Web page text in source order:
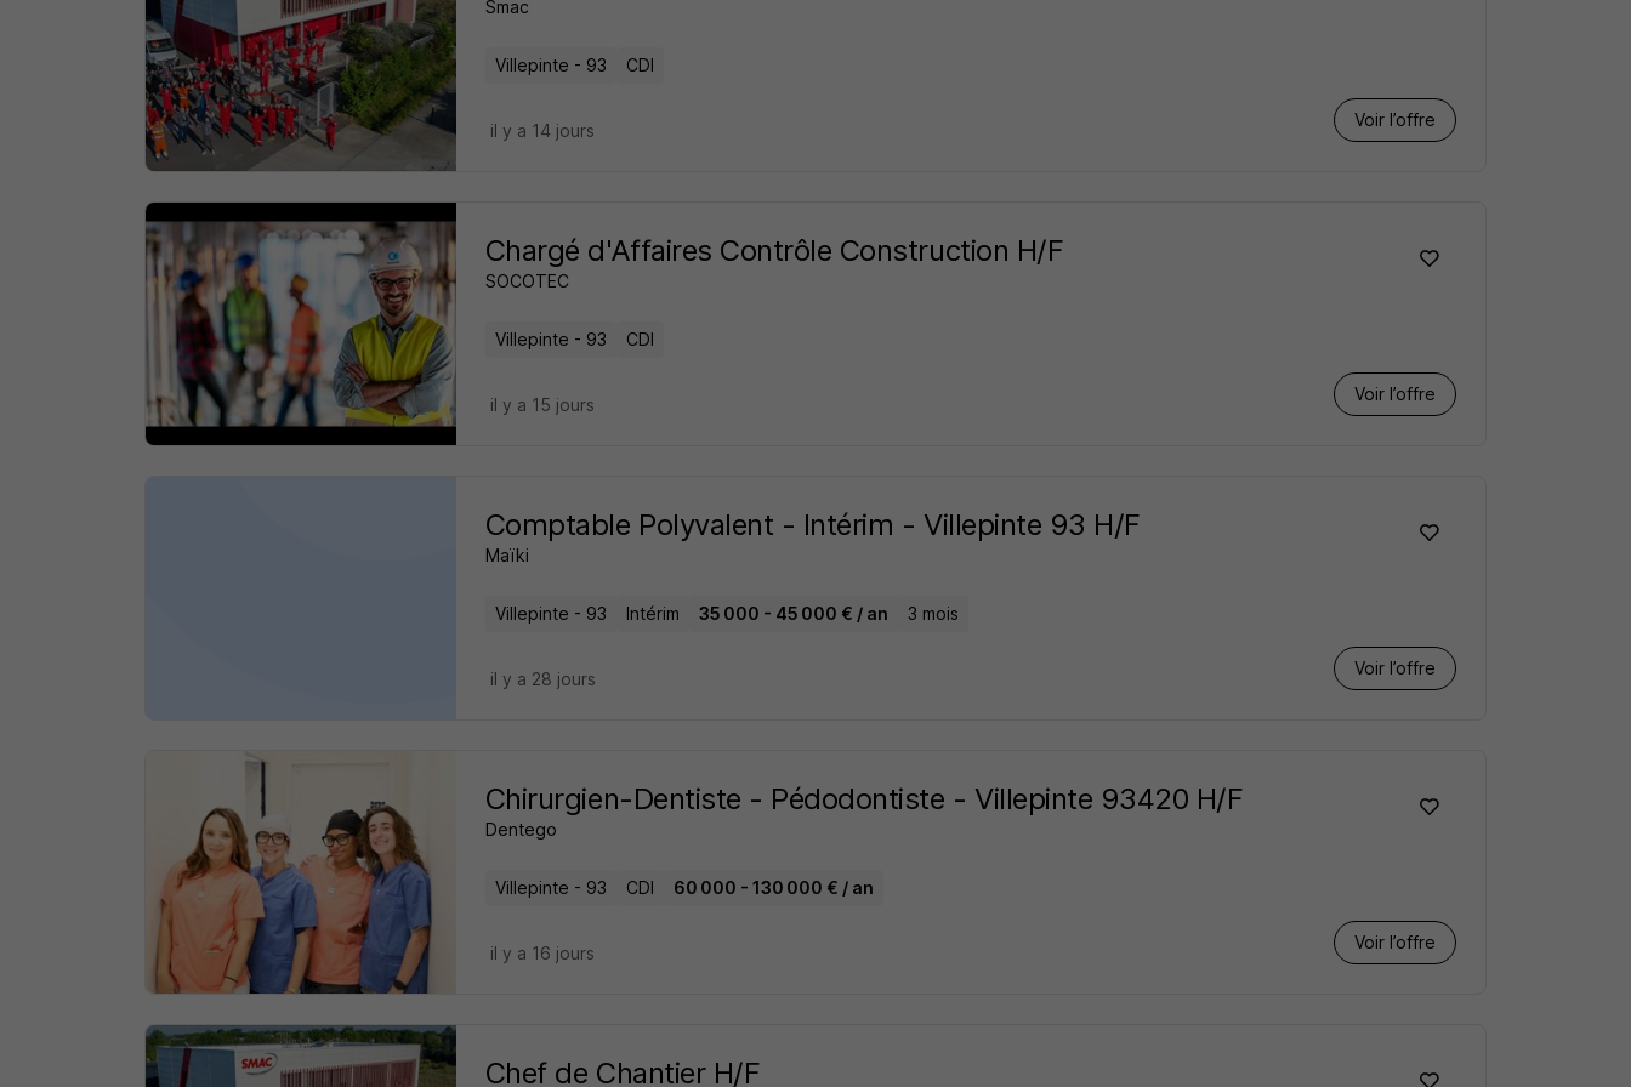
Smac
Villepinte - 93 CDI
Voir l’offre
il y a 14 jours
Chargé d'Affaires Contrôle Construction H/F
SOCOTEC
Villepinte - 93 CDI
Voir l’offre
il y a 15 jours
Comptable Polyvalent - Intérim - Villepinte 93 H/F
Maïki
Villepinte - 93 Intérim 35 000 - 45 000 € / an 3 mois
Voir l’offre
il y a 28 jours
Chirurgien-Dentiste - Pédodontiste - Villepinte 93420 H/F
Dentego
Villepinte - 93 CDI 60 000 - 130 000 € / an
Voir l’offre
il y a 16 jours
Chef de Chantier H/F